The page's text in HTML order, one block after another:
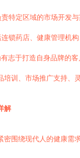
责特定区域的市场开发与
连锁药店、健康管理机
有志于打造自身品牌的
培训、市场推广支持、
解
密围绕现代人的健康需